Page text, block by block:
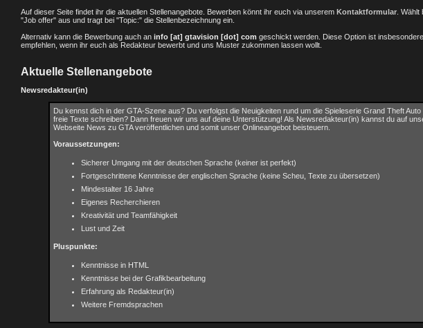
Auf dieser Seite findet ihr die aktuellen Stellenangebote. Bewerben könnt ihr euch via unserem Kontaktformular .
"Job offer" aus und tragt bei "Topic:" die Stellenbezeichnung ein.
Alternativ kann die Bewerbung auch an info [at] gtavision [dot] com geschickt werden. Diese Option ist
empfehlen, wenn ihr euch als Redakteur bewerbt und uns Muster zukommen lassen wollt.
Aktuelle Stellenangebote
Newsredakteur(in)
Du kennst dich in der GTA-Szene aus? Du verfolgst die Neuigkeiten rund um die Spieleserie Grand Theft
freie Texte schreiben? Dann freuen wir uns auf deine Unterstützung! Als Newsredakteur(in) kannst du auf
Webseite News zu GTA veröffentlichen und somit unser Onlineangebot beisteuern.
Voraussetzungen:
Sicherer Umgang mit der deutschen Sprache (keiner ist perfekt)
Fortgeschrittene Kenntnisse der englischen Sprache (keine Scheu, Texte zu übersetzen)
Mindestalter 16 Jahre
Eigenes Recherchieren
Kreativität und Teamfähigkeit
Lust und Zeit
Pluspunkte:
Kenntnisse in HTML
Kenntnisse bei der Grafikbearbeitung
Erfahrung als Redakteur(in)
Weitere Fremdsprachen